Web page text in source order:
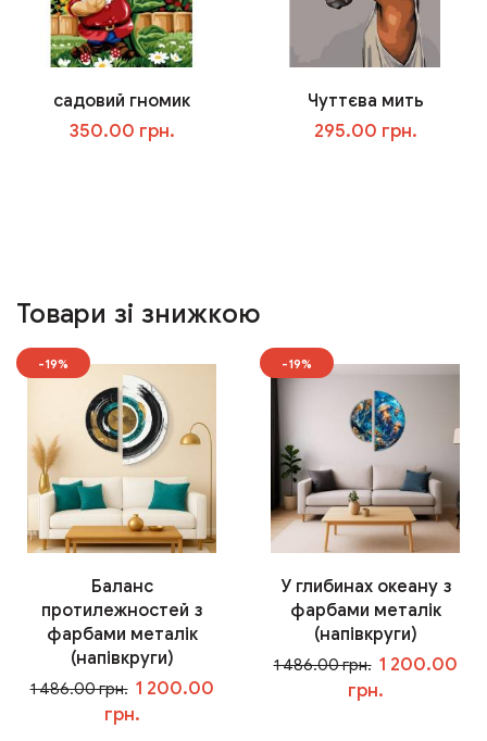
садовий гномик
350.00 грн.
Чуттєва мить
295.00 грн.
Товари зі знижкою
-19%
Баланс
протилежностей з
фарбами металік
(напівкруги)
1 486.00 грн. 1 200.00
грн.
-19%
У глибинах океану з
фарбами металік
(напівкруги)
1 486.00 грн. 1 200.00
грн.